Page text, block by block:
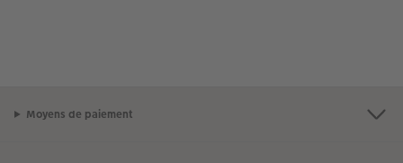
Moyens de paiement